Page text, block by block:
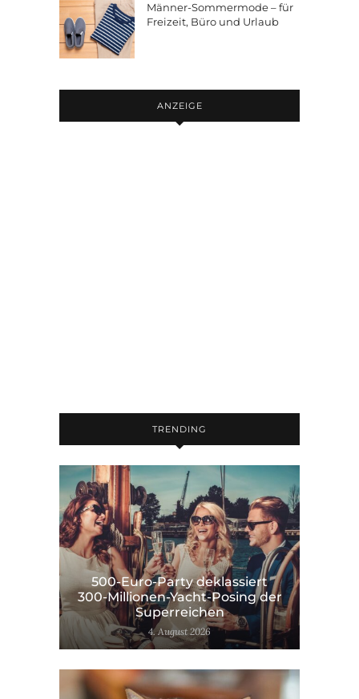
Männer-Sommermode – für
Freizeit, Büro und Urlaub
ANZEIGE
TRENDING
500-Euro-Party deklassiert
300-Millionen-Yacht-Posing der
Superreichen
4. August 2026